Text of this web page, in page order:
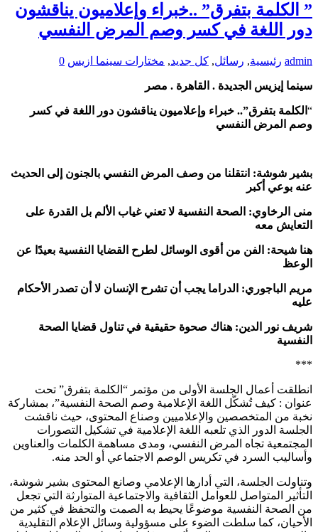
” الكلمة بتفرق” ..خبراء وإعلاميون يناقشون
دور اللغة في كسر وصم المرض النفسي
admin رئيسية, رسائل, كل جديد, مختارات سينما ازيس 0
سينما إيزيس الجديدة . القاهرة . مصر
“ الكلمة بتفرق”.. خبراء وإعلاميون يناقشون دور اللغة في كسر
وصم المرض النفسي
بشير شوشة: انتقلنا من وصف المرض النفسي بالجنون إلى الحديث
عنه بوعي أكبر
منى الرخاوي: الصحة النفسية لا تعني غياب الألم بل القدرة على
التعايش معه
هنا شيحة: الفن من أقوى الوسائل لطرح القضايا النفسية بعيدًا عن
الوعظ
مريم الباجوري: الدراما يجب أن تشرح الإنسان لا أن تصدر الأحكام
عليه
شريف نور الدين: هناك صحوة حقيقية في تناول قضايا الصحة
النفسية
***
انطلقت أعمال الجلسة الأولى من مؤتمر “الكلمة بتفرق” تحت
عنوان : كيف تُشكّل اللغة الإعلامية وصم الصحة النفسية”، بمشاركة
نخبة من المتخصصين والإعلاميين وصناع المحتوى، حيث ناقشت
الجلسة الدور الذي تلعبه اللغة الإعلامية في تشكيل التصورات
المجتمعية تجاه المرض النفسي، ومدى مساهمة الكلمات والعناوين
وأساليب السرد في تكريس الوصم الاجتماعي أو الحد منه.
وتناولت الجلسة، التي أدارها الإعلامي وصانع المحتوى بشير شوشة،
التأثير المتواصل للعوامل الثقافية والاجتماعية المتوارثة التي تجعل
من الصحة النفسية موضوعًا يحيط به الصمت والتحفظ في كثير من
الأحيان، كما سلطت الضوء على مسؤولية وسائل الإعلام التقليدية